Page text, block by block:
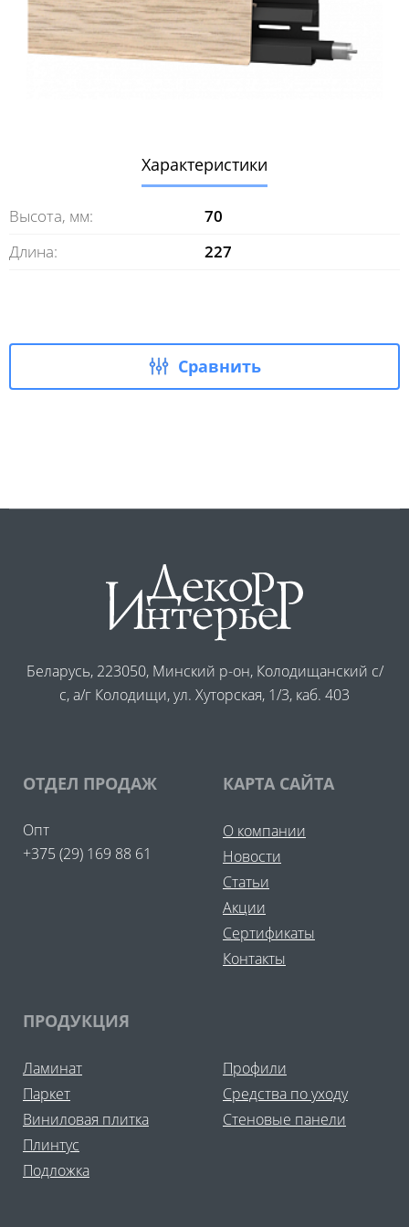
Характеристики
Высота, мм:
70
Длина:
227
Сравнить
Беларусь, 223050, Минский р-он, Колодищанский с/
с, а/г Колодищи, ул. Хуторская, 1/3, каб. 403
ОТДЕЛ ПРОДАЖ
Опт
+375 (29) 169 88 61
КАРТА САЙТА
О компании
Новости
Статьи
Акции
Сертификаты
Контакты
ПРОДУКЦИЯ
Ламинат
Паркет
Виниловая плитка
Плинтус
Подложка
Профили
Средства по уходу
Стеновые панели